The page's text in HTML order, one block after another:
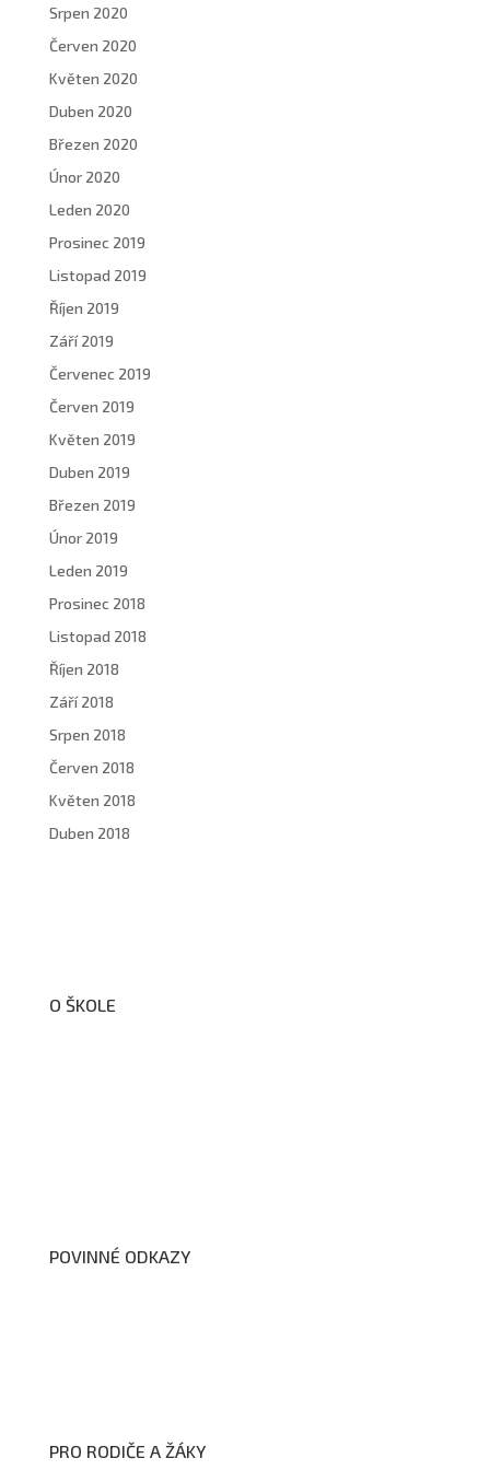
Srpen 2020
Červen 2020
Květen 2020
Duben 2020
Březen 2020
Únor 2020
Leden 2020
Prosinec 2019
Listopad 2019
Říjen 2019
Září 2019
Červenec 2019
Červen 2019
Květen 2019
Duben 2019
Březen 2019
Únor 2019
Leden 2019
Prosinec 2018
Listopad 2018
Říjen 2018
Září 2018
Srpen 2018
Červen 2018
Květen 2018
Duben 2018
O ŠKOLE
POVINNÉ ODKAZY
PRO RODIČE A ŽÁKY